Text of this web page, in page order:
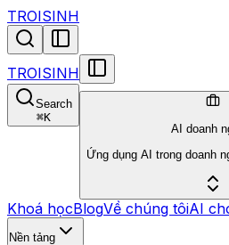
TROISINH
TROISINH
Search
⌘K
AI doanh
Ứng dụng AI trong doanh
Khoá họcBlogVề chúng tôiAI
Nền tảng